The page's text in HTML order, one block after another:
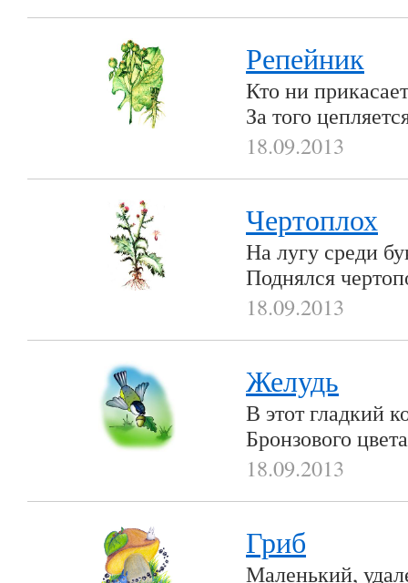
Репейник
Кто ни
За того
18.09.2013
Чертоплох
На лугу среди
Поднялся
18.09.2013
Желудь
В этот гладкий
Бронзового цвета
18.09.2013
Гриб
Маленький,